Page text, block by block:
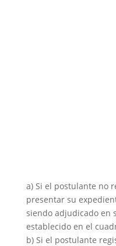
a) Si el postulante no
presentar su
siendo adjudicado en
establecido en el
b) Si el postulante